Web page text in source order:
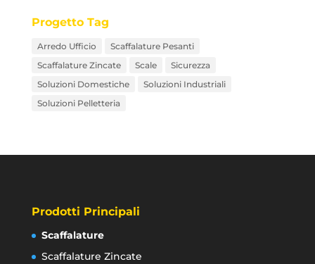
Progetto Tag
Arredo Ufficio
Scaffalature Pesanti
Scaffalature Zincate
Scale
Sicurezza
Soluzioni Domestiche
Soluzioni Industriali
Soluzioni Pelletteria
Prodotti Principali
Scaffalature
Scaffalature Zincate